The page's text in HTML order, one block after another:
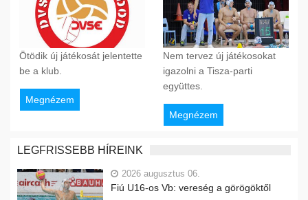
Ötödik új játékosát jelentette
be a klub.
Megnézem
Nem tervez új játékosokat
igazolni a Tisza-parti
együttes.
Megnézem
LEGFRISSEBB HÍREINK
2026 augusztus 06.
Fiú U16-os Vb: vereség a görögöktől